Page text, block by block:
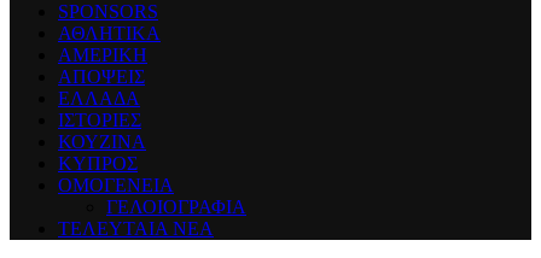
SPONSORS
ΑΘΛΗΤΙΚΑ
ΑΜΕΡΙΚΗ
ΑΠΟΨΕΙΣ
ΕΛΛΑΔΑ
ΙΣΤΟΡΙΕΣ
ΚΟΥΖΙΝΑ
ΚΥΠΡΟΣ
ΟΜΟΓΕΝΕΙΑ
ΓΕΛΟΙΟΓΡΑΦΙΑ
ΤΕΛΕΥΤΑΙΑ ΝΕΑ